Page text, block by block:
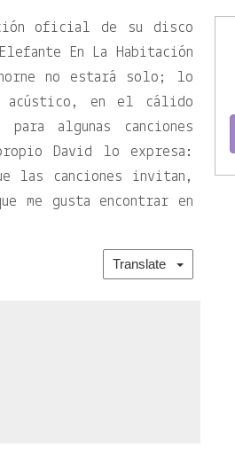
oficial de su disco
En La Habitación
no estará solo; lo
acústico, en el cálido
algunas canciones
David lo expresa:
las canciones invitan,
me gusta encontrar en
Translate